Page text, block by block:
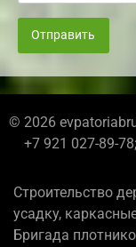
Отправить
© 2026
+7 921 027-89-
Строительство
усадку,
Бригада